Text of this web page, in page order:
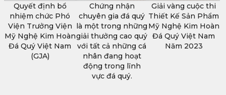
Quyết định bổ
nhiệm chức Phó
Viện Trưởng Viện
Mỹ Nghệ Kim Hoàn
Đá Quý Việt Nam
(GJA)
Chứng nhận
chuyên gia đá quý
là một trong những
giải thưởng cao quý
với tất cả những cá
nhân đang hoạt
động trong lĩnh
vực đá quý.
Giải vàng cuộc thi
Thiết Kế Sản Phẩm
Mỹ Nghệ Kim Hoàn
Đá Quý Việt Nam
Năm 2023